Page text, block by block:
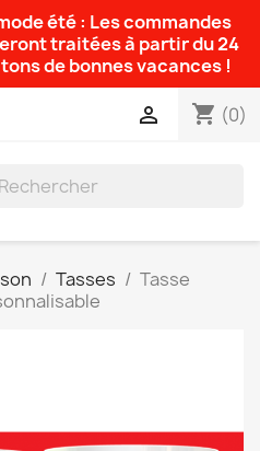
été : Les commandes
traitées à partir du 24
de bonnes vacances !
shopping_cart (0)

Tasses
Tasse